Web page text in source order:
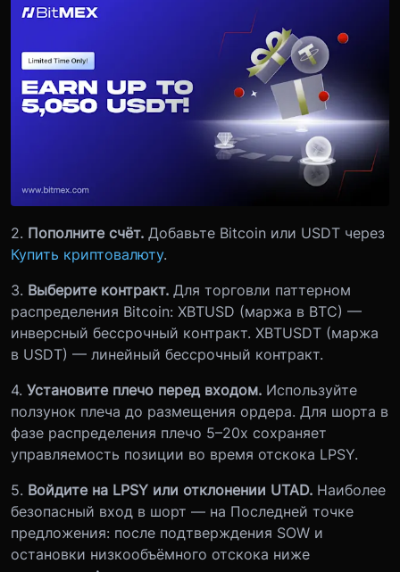
2. Пополните счёт. Добавьте Bitcoin или USDT через
Купить криптовалюту.
3. Выберите контракт. Для торговли паттерном
распределения Bitcoin: XBTUSD (маржа в BTC) —
инверсный бессрочный контракт. XBTUSDT (маржа
в USDT) — линейный бессрочный контракт.
4. Установите плечо перед входом. Используйте
ползунок плеча до размещения ордера. Для шорта в
фазе распределения плечо 5–20x сохраняет
управляемость позиции во время отскока LPSY.
5. Войдите на LPSY или отклонении UTAD. Наиболее
безопасный вход в шорт — на Последней точке
предложения: после подтверждения SOW и
остановки низкообъёмного отскока ниже